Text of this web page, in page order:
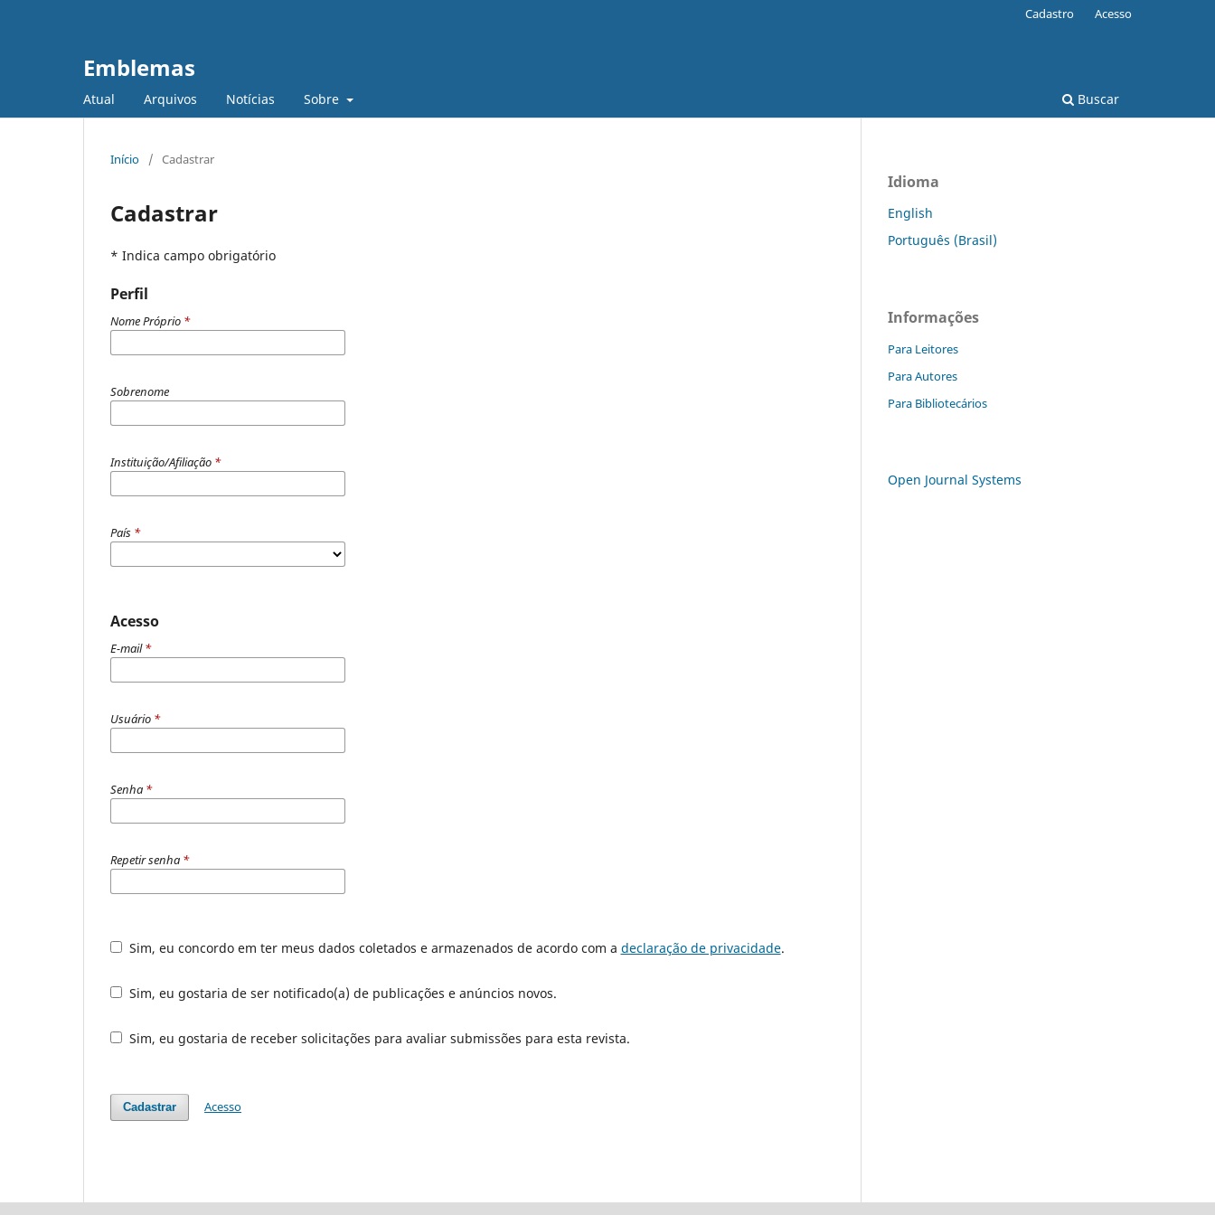
Emblemas
Atual Arquivos Notícias Sobre Buscar
Cadastro Acesso
Início / Cadastrar
Cadastrar
* Indica campo obrigatório
Perfil
Nome Próprio *
Sobrenome
Instituição/Afiliação *
País *
Acesso
E-mail*
Usuário *
Senha *
Repetir senha *
Sim, eu concordo em ter meus dados coletados e armazenados de acordo com a declaração de privacidade.
Sim, eu gostaria de ser notificado(a) de publicações e anúncios novos.
Sim, eu gostaria de receber solicitações para avaliar submissões para esta revista.
Cadastrar Acesso
Idioma
English
Português (Brasil)
Informações
Para Leitores
Para Autores
Para Bibliotecários
Open Journal Systems